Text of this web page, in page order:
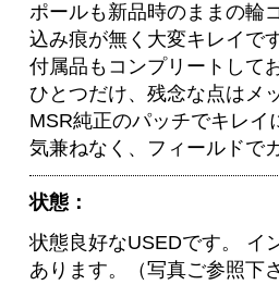
ポールも新品時のままの輪
込み痕が無く大変キレイです
付属品もコンプリートして
ひとつだけ、残念な点はメ
MSR純正のパッチでキレイ
気兼ねなく、フィールドで
状態：
状態良好なUSEDです。 イ
あります。（写真ご参照下